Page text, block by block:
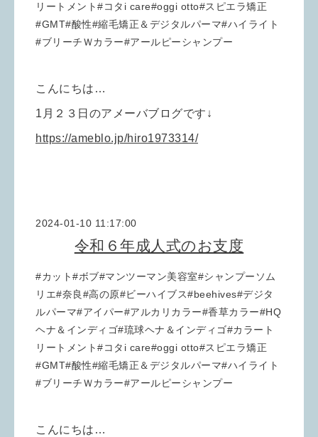
リートメント#コタi care#oggi otto#スピエラ矯正
#GMT#酸性#縮毛矯正＆デジタルパーマ#ハイライト
#ブリーチＷカラー#アールピーシャンプー
こんにちは…
1月２３日のアメーバブログです↓
https://ameblo.jp/hiro1973314/
2024-01-10 11:17:00
令和６年成人式のお支度
#カット#ボブ#マンツーマン美容室#シャンプーソム
リエ#奈良#高の原#ビーハイブス#beehives#デジタ
ルパーマ#アイパー#アルカリカラー#香草カラー#HQ
ヘナ＆インディゴ#琉球ヘナ＆インディゴ#カラート
リートメント#コタi care#oggi otto#スピエラ矯正
#GMT#酸性#縮毛矯正＆デジタルパーマ#ハイライト
#ブリーチＷカラー#アールピーシャンプー
こんにちは…